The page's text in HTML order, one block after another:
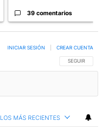
39 comentarios
SIGA ESTA
SEGUIR
INICIAR SESIÓN CREAR CUENTA
LOS MÁS RECIENTES